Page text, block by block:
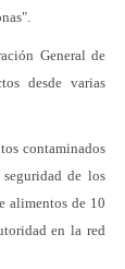
General de
desde varias
contaminados
de los
alimentos de 10
en la red